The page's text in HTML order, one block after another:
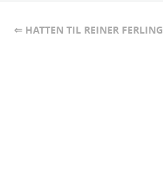
⇐ HATTEN TIL REINER FERLING